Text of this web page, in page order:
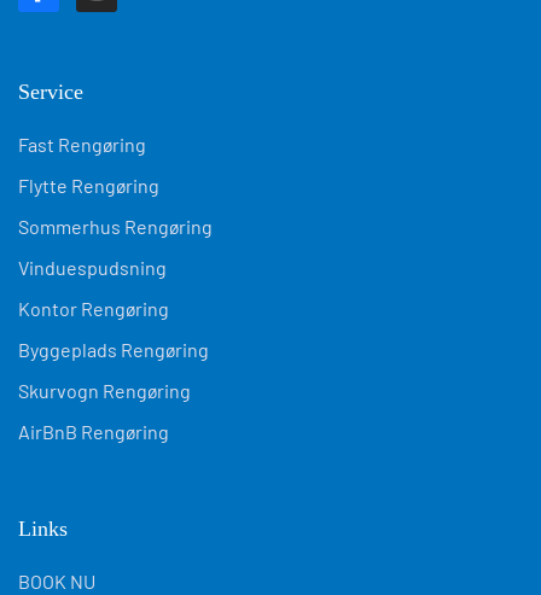
Service
Fast Rengøring
Flytte Rengøring
Sommerhus Rengøring
Vinduespudsning
Kontor Rengøring
Byggeplads Rengøring
Skurvogn Rengøring
AirBnB Rengøring
Links
BOOK NU